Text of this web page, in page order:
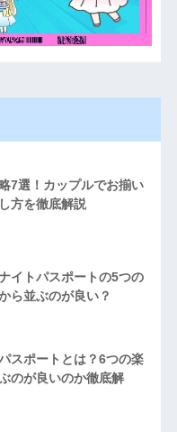
7選！カップルでお揃い
方を徹底解説
イトパスポートの5つの
ら並ぶのが良い？
スポートとは？6つの楽
のが良いのか徹底解